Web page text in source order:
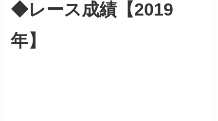
◆レース成績【2019
年】